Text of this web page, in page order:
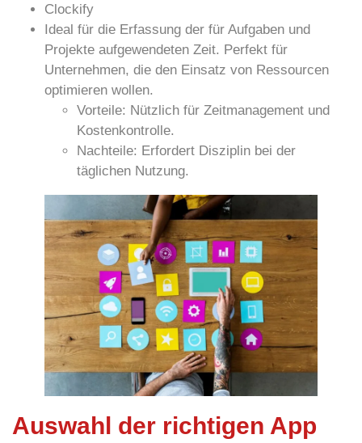
Clockify
Ideal für die Erfassung der für Aufgaben und
Projekte aufgewendeten Zeit. Perfekt für
Unternehmen, die den Einsatz von Ressourcen
optimieren wollen.
Vorteile: Nützlich für Zeitmanagement und
Kostenkontrolle.
Nachteile: Erfordert Disziplin bei der
täglichen Nutzung.
Auswahl der richtigen App